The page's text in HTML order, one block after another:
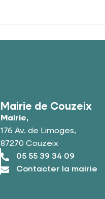
Mairie de Couzeix
Mairie,
176 Av. de Limoges,
87270 Couzeix
05 55 39 34 09
Contacter la mairie